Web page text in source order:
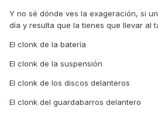
Y no sé dónde ves la exageración, si
día y resulta que la tienes que llevar al
El clonk de la batería
El clonk de la suspensión
El clonk de los discos delanteros
El clonk del guardabarros delantero